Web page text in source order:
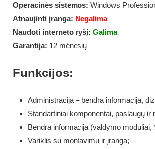
Operacinės sistemos: Windows
Atnaujinti įranga: Negalima
Naudoti interneto ryšį: Galima
Garantija: 12 mėnesių
Funkcijos:
Administracija – bendra informacija,
Standartiniai komponentai, paslaugų ir
Bendra informacija (valdymo
Variklis su montavimu ir įranga;